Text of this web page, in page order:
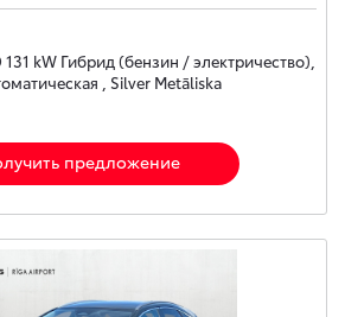
kW Гибрид (бензин / электричество),
, Silver Metāliska
предложение